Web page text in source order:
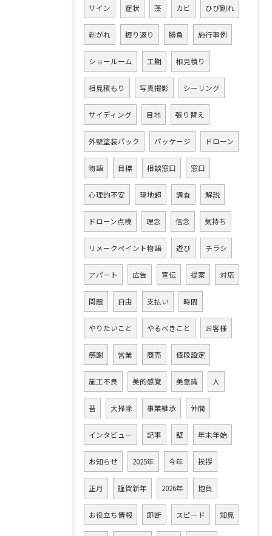
サイン 症状 藻 カビ ひび割れ
剥がれ 振り返り 勝負 施行事例
ショールーム 工期 相見積り
相見積もり 写真撮影 シーリング
サイディング 目地 張り替え
外壁塗装パック パッケージ ドローン
物語 目標 相談窓口 窓口
心理的不安 現地超 調査 解説
ドローン点検 理念 信念 気持ち
リメークペイント物語 遊び チラシ
アパート 広告 宣伝 提案 対応
問題 自由 支払い 時間
やりたいこと やるべきこと お客様
感謝 営業 商売 値段設定
施工不良 美的感覚 美意識 人
苔 大掃除 事業継承 仲間
インタビュー 記事 壁 年末年始
お知らせ 2025年 今年 挨拶
正月 謹賀新年 2026年 抱負
お役立ち情報 即断 スピード 知見